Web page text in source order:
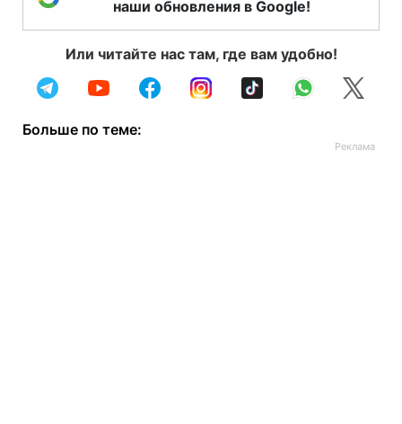
наши обновления в Google!
Или читайте нас там, где вам удобно!
Больше по теме: